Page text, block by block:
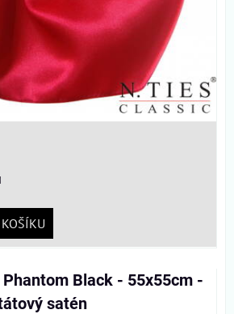
Black - 55x55cm -
satén